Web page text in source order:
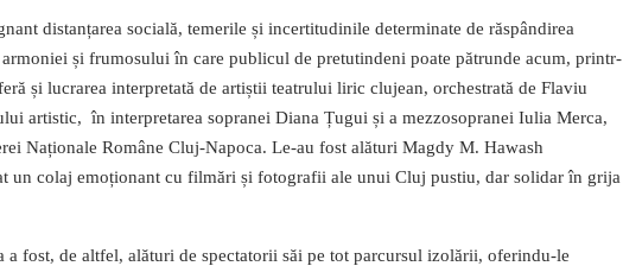
distanțarea socială, temerile și incertitudinile determinate de răspândirea
și frumosului în care publicul de pretutindeni poate pătrunde acum, printr-
și lucrarea interpretată de artiștii teatrului liric clujean, orchestrată de Flaviu
artistic, în interpretarea sopranei Diana Țugui și a mezzosopranei Iulia Merca,
Naționale Române Cluj-Napoca. Le-au fost alături Magdy M. Hawash
un colaj emoționant cu filmări și fotografii ale unui Cluj pustiu, dar solidar în grija
fost, de altfel, alături de spectatorii săi pe tot parcursul izolării, oferindu-le